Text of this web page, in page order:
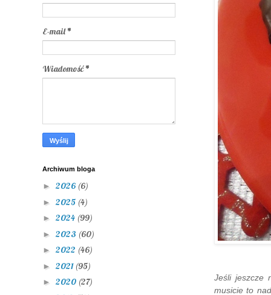
Jeśli jeszcze
musicie to
E-mail*
Wiadomość*
Archiwum bloga
► 2026 (6)
► 2025 (4)
► 2024 (99)
► 2023 (60)
► 2022 (46)
► 2021 (95)
► 2020 (27)